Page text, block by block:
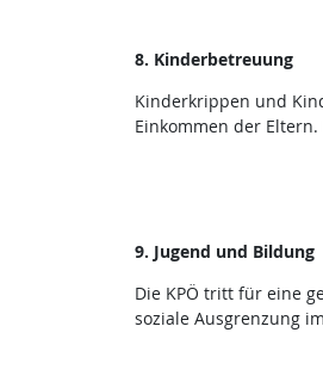
8. Kinderbetreuung
Kinderkrippen und
Einkommen der
9. Jugend und Bildung
Die KPÖ tritt für eine
soziale Ausgrenzung